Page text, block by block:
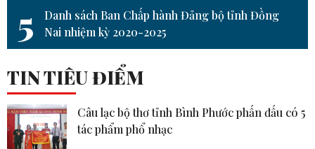
5
Danh sách Ban Chấp hành Đảng bộ tỉnh Đồng
Nai nhiệm kỳ 2020-2025
TIN TIÊU ĐIỂM
Câu lạc bộ thơ tỉnh Bình Phước phấn đấu có 5
tác phẩm phổ nhạc